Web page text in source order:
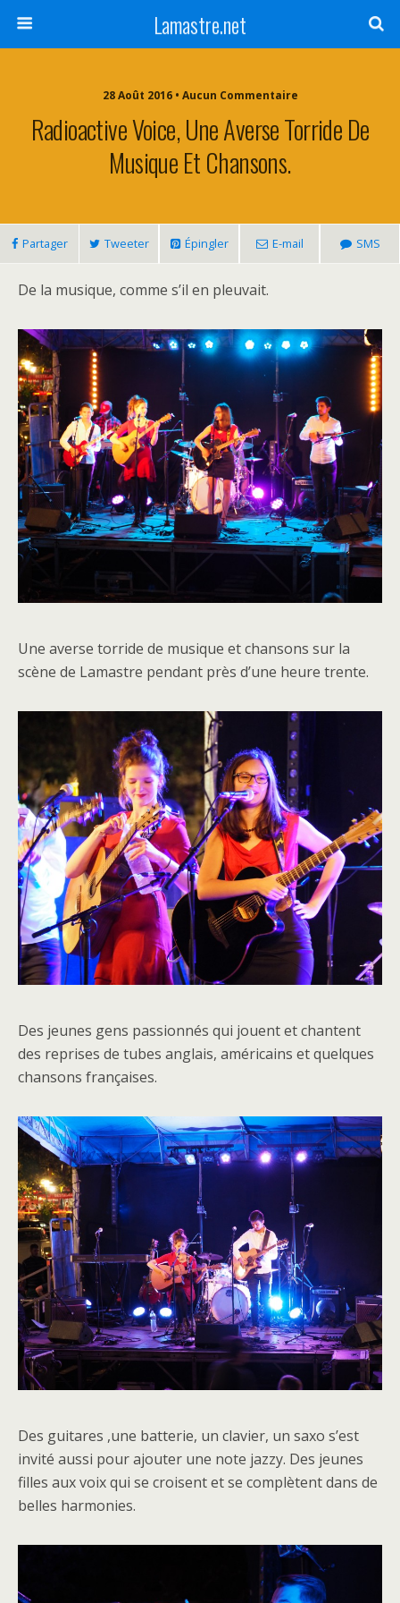
Lamastre.net
28 Août 2016 • Aucun Commentaire
Radioactive Voice, Une Averse Torride De
Musique Et Chansons.
Partager Tweeter Épingler E-mail SMS
De la musique, comme s’il en pleuvait.
Une averse torride de musique et chansons sur la
scène de Lamastre pendant près d’une heure trente.
Des jeunes gens passionnés qui jouent et chantent
des reprises de tubes anglais, américains et quelques
chansons françaises.
Des guitares ,une batterie, un clavier, un saxo s’est
invité aussi pour ajouter une note jazzy. Des jeunes
filles aux voix qui se croisent et se complètent dans de
belles harmonies.